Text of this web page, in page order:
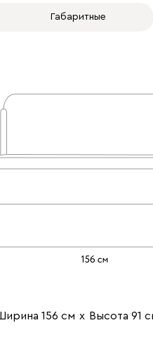
Габаритные
156 см х Высота 91